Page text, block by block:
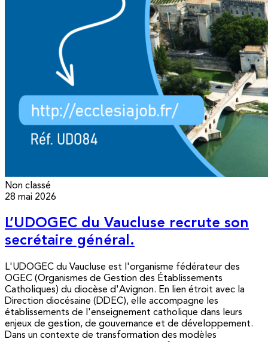
Non classé
28 mai 2026
L’UDOGEC du Vaucluse recrute son
secrétaire général.
L'UDOGEC du Vaucluse est l'organisme fédérateur des
OGEC (Organismes de Gestion des Établissements
Catholiques) du diocèse d'Avignon. En lien étroit avec la
Direction diocésaine (DDEC), elle accompagne les
établissements de l'enseignement catholique dans leurs
enjeux de gestion, de gouvernance et de développement.
Dans un contexte de transformation des modèles